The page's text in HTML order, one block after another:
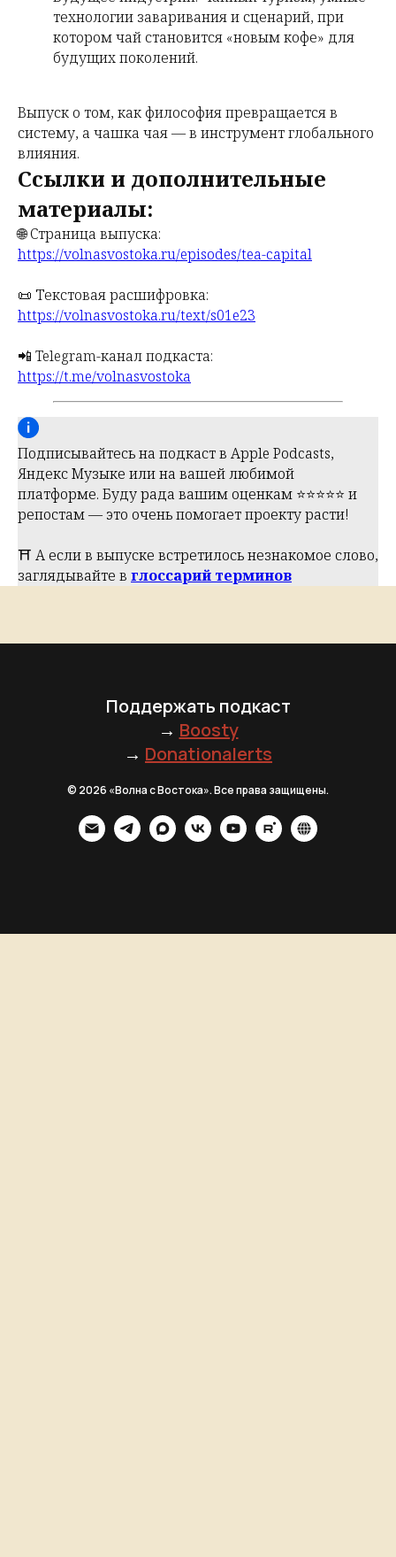
технологии заваривания и сценарий, при
котором чай становится «новым кофе» для
будущих поколений.
Выпуск о том, как философия превращается в
систему, а чашка чая — в инструмент глобального
влияния.
Ссылки и дополнительные
материалы:
🌐 Страница выпуска:
https://volnasvostoka.ru/episodes/tea-capital
📜 Текстовая расшифровка:
https://volnasvostoka.ru/text/s01e23
📲 Telegram-канал подкаста:
https://t.me/volnasvostoka
Подписывайтесь на подкаст в Apple Podcasts,
Яндекс Музыке или на вашей любимой
платформе. Буду рада вашим оценкам ⭐️⭐️⭐️⭐️⭐️ и
репостам — это очень помогает проекту расти!
⛩️ А если в выпуске встретилось незнакомое слово,
заглядывайте в глоссарий терминов
Поддержать подкаст
→ Boosty
→ Donationalerts
© 2026 «Волна с Востока». Все права защищены.